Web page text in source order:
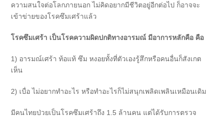
ความสนใจต่อโลกภายนอก ไม่คิดอยากมีชีวิตอยู่อีกต่อไป ก็อาจจะ
เข้าข่ายของโรคซึมเศร้าแล้ว
โรคซึมเศร้า เป็นโรคความผิดปกติทางอารมณ์ มีอาการหลักคือ คือ
1) อารมณ์เศร้า ท้อแท้ ซึม หงอยทั้งที่ตัวเองรู้สึกหรือคนอื่นก็สังเกต
เห็น
2) เบื่อ ไม่อยากทำอะไร หรือทำอะไรก็ไม่สนุกเพลิดเพลินเหมือนเดิม
มีคนไทยป่วยเป็นโรคซึมเศร้าถึง 1.5 ล้านคน แต่ได้รับการตรวจ